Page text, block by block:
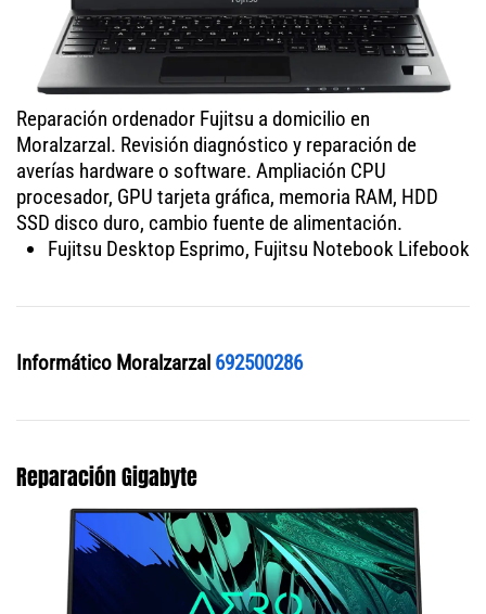
Reparación ordenador Fujitsu a domicilio en
Moralzarzal. Revisión diagnóstico y reparación de
averías hardware o software. Ampliación CPU
procesador, GPU tarjeta gráfica, memoria RAM, HDD
SSD disco duro, cambio fuente de alimentación.
Fujitsu Desktop Esprimo, Fujitsu Notebook Lifebook
Informático Moralzarzal 692500286
Reparación Gigabyte